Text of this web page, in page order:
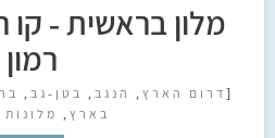
מלון בראשית -
רמון
[ דרום הארץ , הנגב , בטן-גב ,
בארץ ,